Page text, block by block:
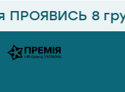
8